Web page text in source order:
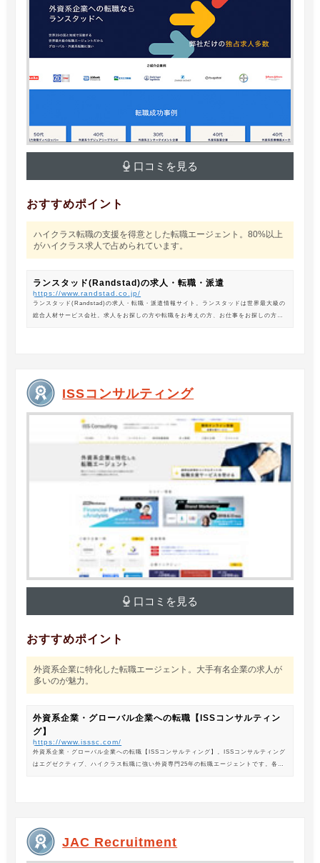
口コミを見る
おすすめポイント
ハイクラス転職の支援を得意とした転職エージェント。80%以上
がハイクラス求人で占められています。
ランスタッド(Randstad)の求人・転職・派遣
https://www.randstad.co.jp/
ランスタッド(Randstad)の求人・転職・派遣情報サイト。ランスタッドは世界最大級の
総合人材サービス会社。求人をお探しの方や転職をお考えの方、お仕事をお探しの方に
ISSコンサルティング
口コミを見る
おすすめポイント
外資系企業に特化した転職エージェント。大手有名企業の求人が
多いのが魅力。
外資系企業・グローバル企業への転職【ISSコンサルティン
グ】
https://www.isssc.com/
外資系企業・グローバル企業への転職【ISSコンサルティング】。ISSコンサルティング
はエグゼクティブ、ハイクラス転職に強い外資専門25年の転職エージェントです。各業
JAC Recruitment